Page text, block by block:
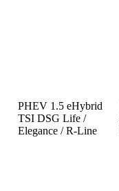
PHEV 1.5 eHybrid
TSI DSG Life /
Elegance / R-Line